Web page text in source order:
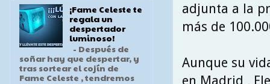
adjunta a la
más de
Aunque su
en Madrid ,
¡Fame Celeste te
regala un
despertador
luminoso!
- Después de
soñar hay que despertar, y
tras sortear el cojín de
Fame Celeste , tendremos